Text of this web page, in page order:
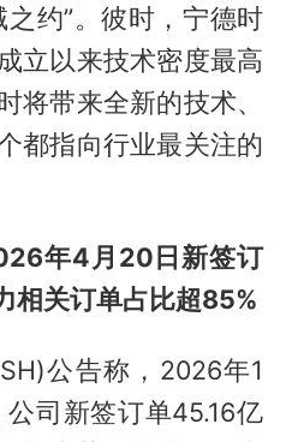
约”。彼时，宁德时
立以来技术密度最高
将带来全新的技术、
都指向行业最关注的
年4月20日新签订
相关订单占比超85%
公告称，2026年1
司新签订单45.16亿